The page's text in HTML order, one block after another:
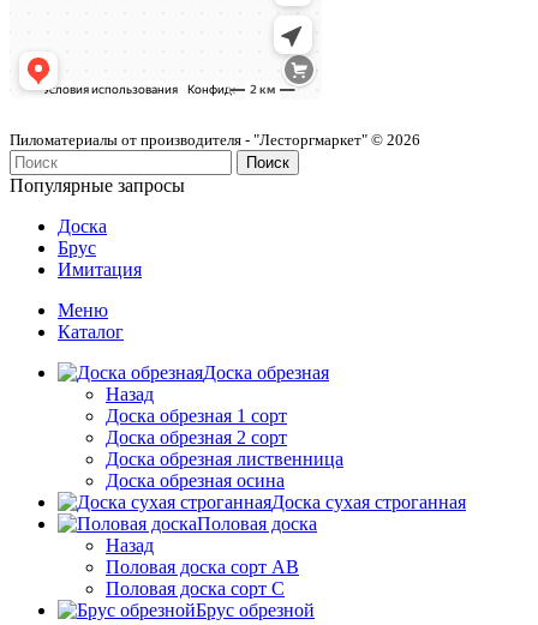
Пиломатериалы от производителя - "Лесторгмаркет" © 2026
Поиск
Популярные запросы
Доска
Брус
Имитация
Меню
Каталог
Доска обрезная
Назад
Доска обрезная 1 сорт
Доска обрезная 2 сорт
Доска обрезная лиственница
Доска обрезная осина
Доска сухая строганная
Половая доска
Назад
Половая доска сорт АВ
Половая доска сорт С
Брус обрезной